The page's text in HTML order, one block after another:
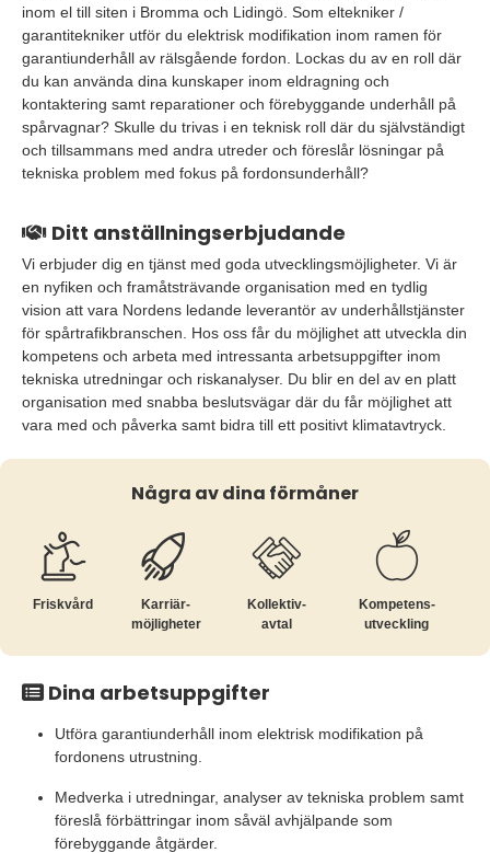
inom el till siten i Bromma och Lidingö. Som eltekniker /
garantitekniker utför du elektrisk modifikation inom ramen för
garantiunderhåll av rälsgående fordon. Lockas du av en roll där
du kan använda dina kunskaper inom eldragning och
kontaktering samt reparationer och förebyggande underhåll på
spårvagnar? Skulle du trivas i en teknisk roll där du självständigt
och tillsammans med andra utreder och föreslår lösningar på
tekniska problem med fokus på fordonsunderhåll?
Ditt anställningserbjudande
Vi erbjuder dig en tjänst med goda utvecklingsmöjligheter. Vi är
en nyfiken och framåtsträvande organisation med en tydlig
vision att vara Nordens ledande leverantör av underhållstjänster
för spårtrafikbranschen. Hos oss får du möjlighet att utveckla din
kompetens och arbeta med intressanta arbetsuppgifter inom
tekniska utredningar och riskanalyser. Du blir en del av en platt
organisation med snabba beslutsvägar där du får möjlighet att
vara med och påverka samt bidra till ett positivt klimatavtryck.
Några av dina förmåner
Friskvård
Karriär­
möjligheter
Kollektiv­
avtal
Kompetens­
utveckling
Dina arbetsuppgifter
Utföra garantiunderhåll inom elektrisk modifikation på
fordonens utrustning.
Medverka i utredningar, analyser av tekniska problem samt
föreslå förbättringar inom såväl avhjälpande som
förebyggande åtgärder.